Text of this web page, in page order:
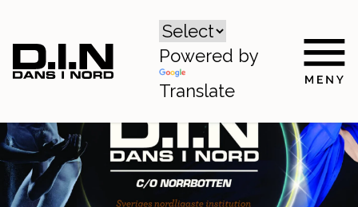
Powered by
Translate